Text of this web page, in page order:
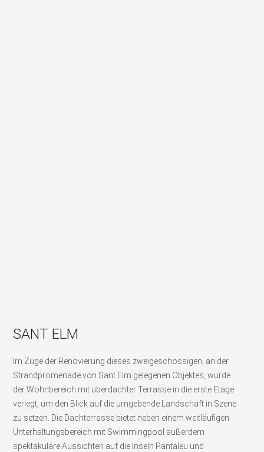
SANT ELM
Im Zuge der Renovierung dieses zweigeschossigen, an der
Strandpromenade von Sant Elm gelegenen Objektes, wurde
der Wohnbereich mit überdachter Terrasse in die erste Etage
verlegt, um den Blick auf die umgebende Landschaft in Szene
zu setzen. Die Dachterrasse bietet neben einem weitläufigen
Unterhaltungsbereich mit Swimmingpool außerdem
spektakuläre Aussichten auf die Inseln Pantaleu und